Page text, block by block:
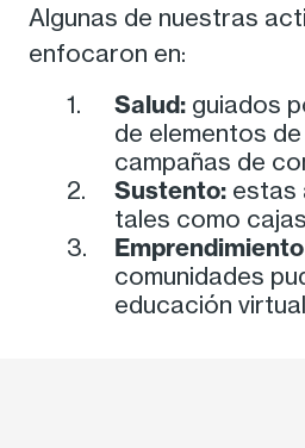
Algunas de nuestras
enfocaron en:
Salud: guiados
de elementos
campañas de
Sustento: estas
tales como
comunidades
educación